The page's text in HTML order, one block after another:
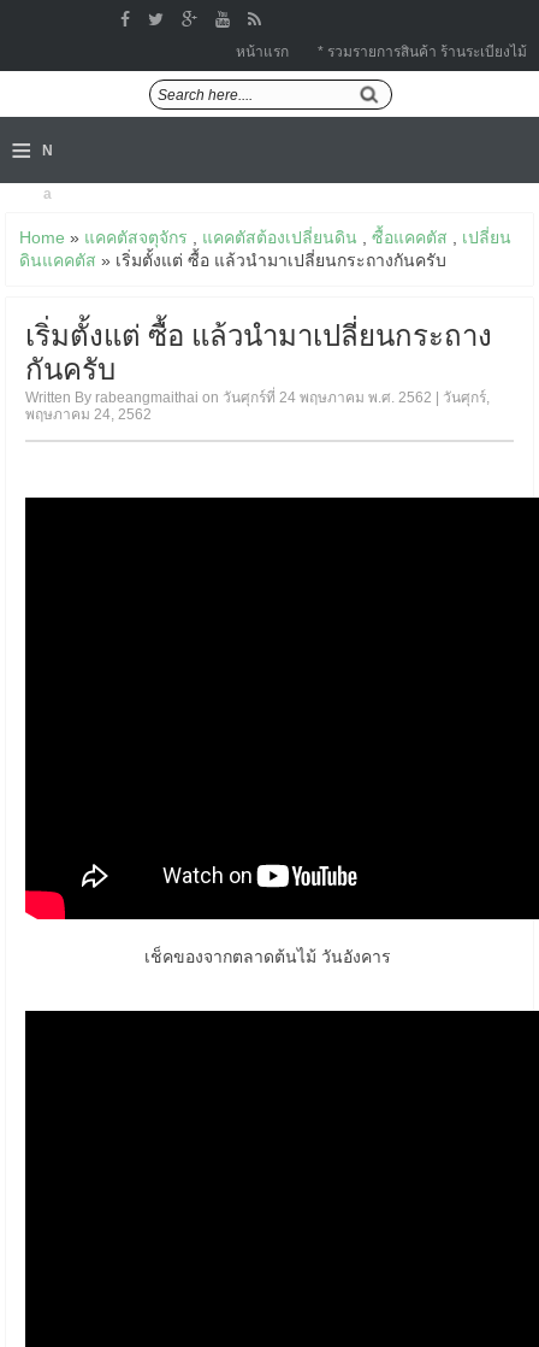
หน้าแรก * รวมรายการสินค้า ร้านระเบียงไม้
≡ N
a
v
g
a
ti
n
Home » แคคตัสจตุจักร แคคตัสต้องเปลี่ยนดิน ซื้อแคคตัส
เปลี่ยน
ดินแคคตัส » เริ่มตั้งแต่ ซื้อ แล้วนำมาเปลี่ยนกระถางกันครับ
เริ่มตั้งแต่ ซื้อ แล้วนำมาเปลี่ยนกระถาง
กันครับ
Written By rabeangmaithai on วันศุกร์ที่ 24 พฤษภาคม พ.ศ. 2562 | วันศุกร์,
พฤษภาคม 24, 2562
เช็คของจากตลาดต้นไม้ วันอังคาร